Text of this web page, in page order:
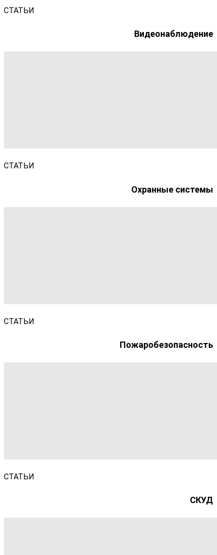
СТАТЬИ
Видеонаблюдение
СТАТЬИ
Охранные системы
СТАТЬИ
Пожаробезопасность
СТАТЬИ
СКУД